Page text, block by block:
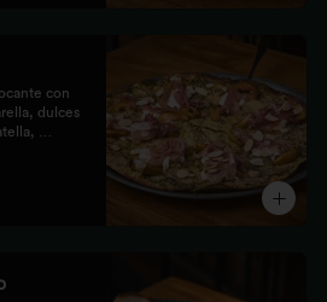
con
dulces